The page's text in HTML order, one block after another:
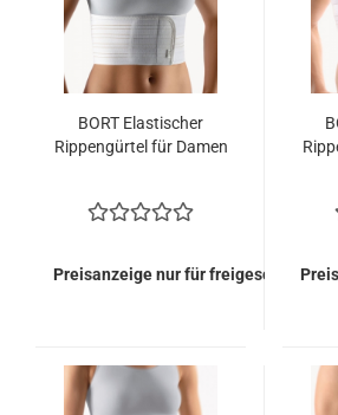
BORT Elastischer
Rippengürtel für Damen
Preisanzeige nur für freigeschaltete